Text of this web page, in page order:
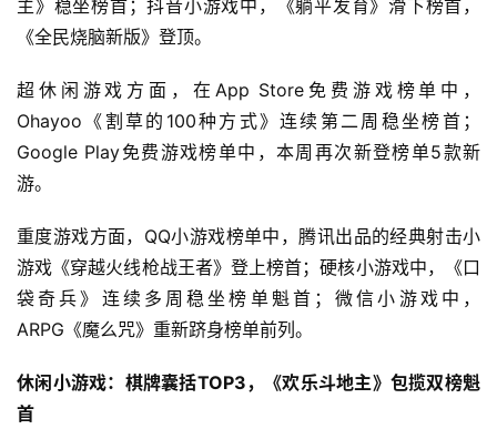
主》稳坐榜首；抖音小游戏中，《躺平发育》滑下榜首，
《全民烧脑新版》登顶。
超休闲游戏方面，在App Store免费游戏榜单中，
Ohayoo《割草的100种方式》连续第二周稳坐榜首；
Google Play免费游戏榜单中，本周再次新登榜单5款新
游。
重度游戏方面，QQ小游戏榜单中，腾讯出品的经典射击小
游戏《穿越火线枪战王者》登上榜首；硬核小游戏中，《口
袋奇兵》连续多周稳坐榜单魁首；微信小游戏中，
ARPG《魔么咒》重新跻身榜单前列。
休闲小游戏：棋牌囊括TOP3，《欢乐斗地主》包揽双榜魁
首